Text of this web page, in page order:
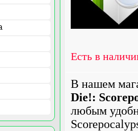
Есть в
В нашем
Die!:
любым